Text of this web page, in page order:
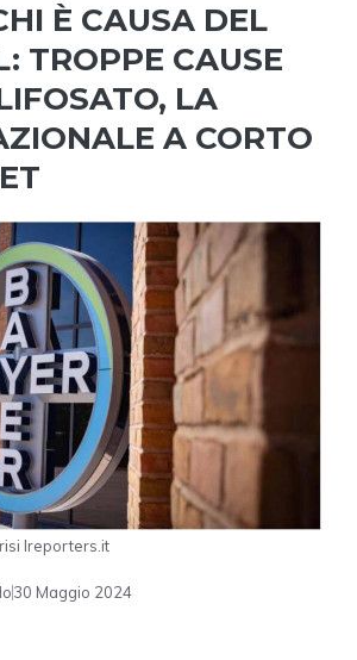
È CAUSA DEL
TROPPE CAUSE
LA
A CORTO
Ireporters.it
30 Maggio 2024